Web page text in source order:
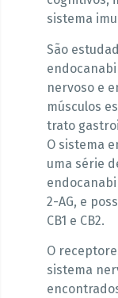
sistema
São
nervoso e
músculos
trato
O sistema
uma série
2-AG, e
CB1 e CB2.
O
sistema